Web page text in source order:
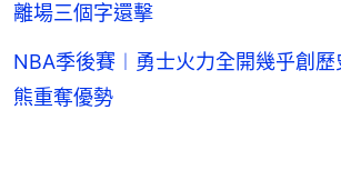
離場三個字還擊
NBA季後賽︱勇士火力全開幾乎創
熊重奪優勢